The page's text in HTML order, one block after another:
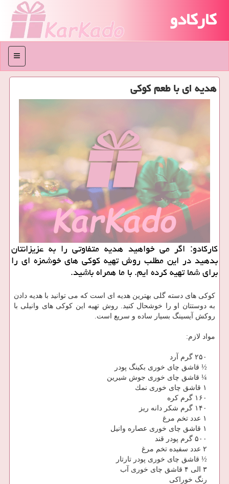
کارکادو
منو
هدیه ای با طعم كوكی
كاركادو: اگر می خواهید هدیه متفاوتی را به عزیزانتان
بدهید در این مطلب روش تهیه كوكی های خوشمزه ای را
برای شما تهیه كرده ایم. با ما همراه باشید.
كوكی های دسته گلی بهترین هدیه ای است كه می توانید با هدیه دادن
به دوستتان او را خوشحال كنید. روش تهیه این كوكی های وانیلی با
روكش آیسینگ بسیار ساده و سریع است.
مواد لازم:
½ قاشق چای خوری بكینگ پودر
¼ قاشق چای خوری جوش شیرین
½ قاشق چای خوری پودر تارتار
رنگ خوراكی